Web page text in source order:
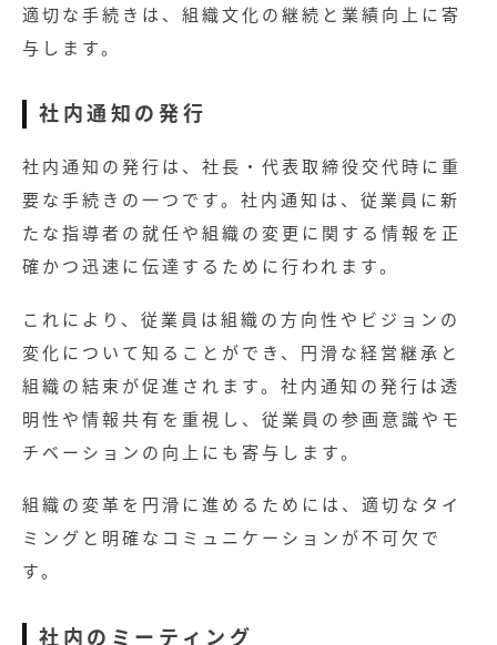
適切な手続きは、組織文化の継続と業績向上に寄
与します。
社内通知の発行
社内通知の発行は、社長・代表取締役交代時に重
要な手続きの一つです。社内通知は、従業員に新
たな指導者の就任や組織の変更に関する情報を正
確かつ迅速に伝達するために行われます。
これにより、従業員は組織の方向性やビジョンの
変化について知ることができ、円滑な経営継承と
組織の結束が促進されます。社内通知の発行は透
明性や情報共有を重視し、従業員の参画意識やモ
チベーションの向上にも寄与します。
組織の変革を円滑に進めるためには、適切なタイ
ミングと明確なコミュニケーションが不可欠で
す。
社内のミーティング